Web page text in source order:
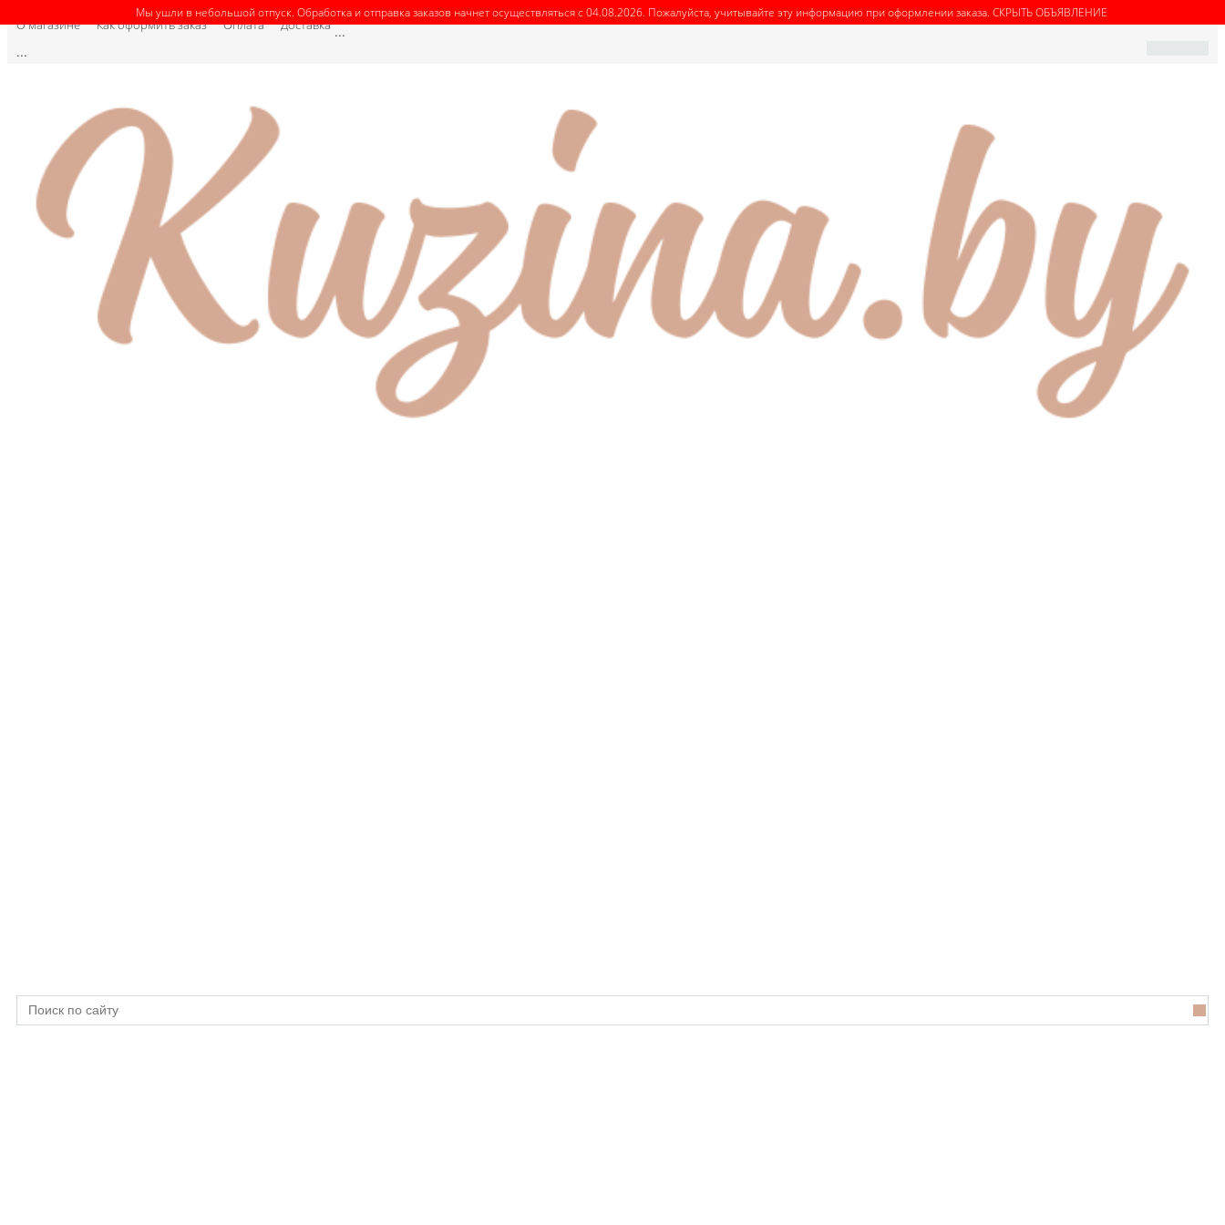
О магазине Как оформить заказ Оплата Доставка ...
...
Мы ушли в небольшой отпуск. Обработка и отправка заказов начнет осуществляться с 04.08.2026. Пожалуйста, учитывайте эту информацию при оформлении заказа. СКРЫТЬ ОБЪЯВЛЕНИЕ